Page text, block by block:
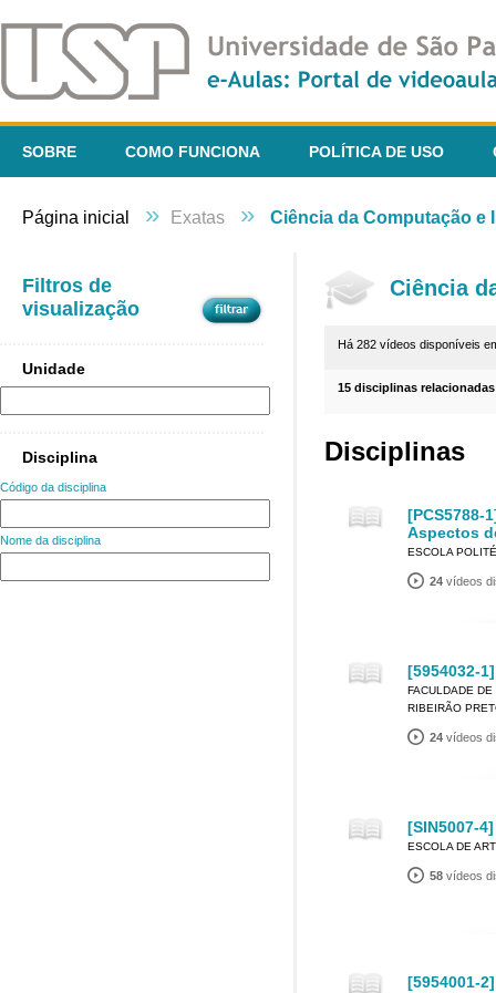
SOBRE COMO FUNCIONA POLÍTICA DE USO
Página inicial » Exatas » Ciência da Computação e
Filtros de
visualização
Unidade
Disciplina
Código da disciplina
Nome da disciplina
Ciência
Há 282 vídeos disponíveis
15 disciplinas
Disciplinas
[PCS5788-
Aspectos
ESCOLA
24 vídeos
[5954032-
FACULDADE
RIBEIRÃO
24 vídeos
[SIN5007-
ESCOLA DE
58 vídeos
[5954001-